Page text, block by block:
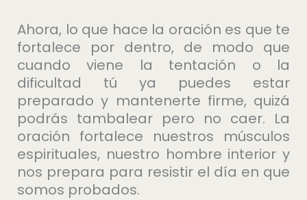
Ahora, lo que hace la oración es que te
fortalece por dentro, de modo que
cuando viene la tentación o la
dificultad tú ya puedes estar
preparado y mantenerte firme, quizá
podrás tambalear pero no caer. La
oración fortalece nuestros músculos
espirituales, nuestro hombre interior y
nos prepara para resistir el día en que
somos probados.